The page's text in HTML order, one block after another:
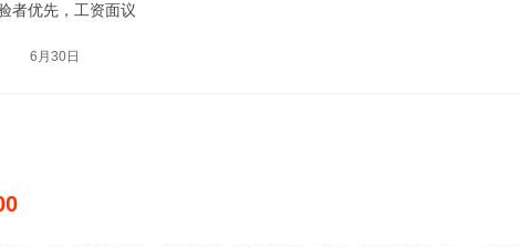
者优先，工资面议
6月30日